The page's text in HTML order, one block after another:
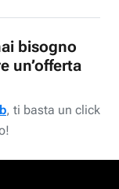
bisogno
un’offerta
, ti basta un click